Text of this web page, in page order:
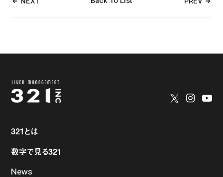
321とは
数字で見る321
News